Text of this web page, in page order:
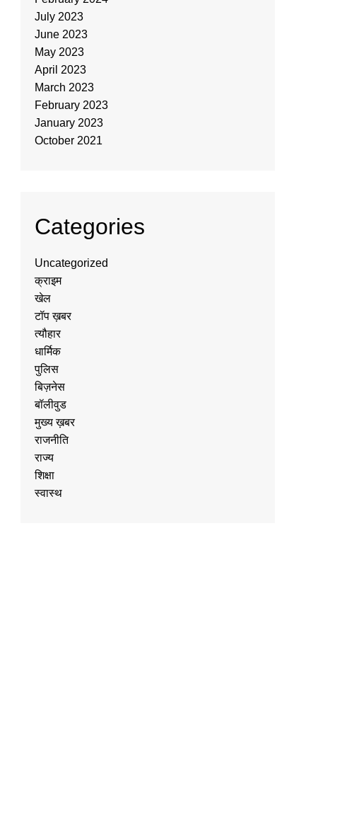
July 2023
June 2023
May 2023
April 2023
March 2023
February 2023
January 2023
October 2021
Categories
Uncategorized
क्राइम
खेल
टॉप ख़बर
त्यौहार
धार्मिक
पुलिस
बिज़नेस
बॉलीवुड
मुख्य ख़बर
राजनीति
राज्य
शिक्षा
स्वास्थ